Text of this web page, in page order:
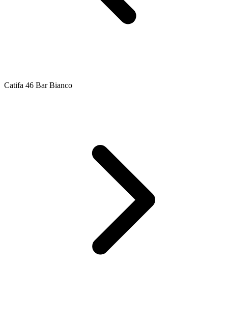
Catifa 46 Bar Bianco